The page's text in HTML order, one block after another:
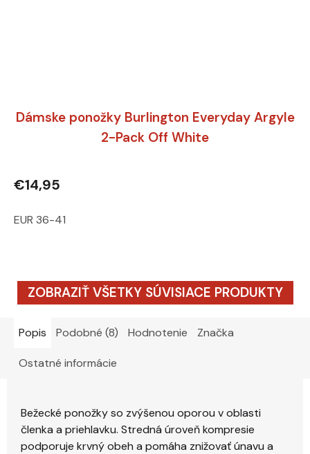
Dámske ponožky Burlington Everyday Argyle
2-Pack Off White
€14,95
EUR 36-41
ZOBRAZIŤ VŠETKY SÚVISIACE PRODUKTY
Popis Podobné (8) Hodnotenie Značka
Ostatné informácie
Bežecké ponožky so zvýšenou oporou v oblasti
členka a priehlavku. Stredná úroveň kompresie
podporuje krvný obeh a pomáha znižovať únavu a